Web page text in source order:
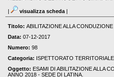
| visualizza scheda |
Titolo: ABILITAZIONE ALLA
Data: 07-12-2017
Numero: 98
Categoria: ISPETTORATO
Oggetto: ESAMI DI ABILITAZIONE ALLA
ANNO 2018 - SEDE DI LATINA.